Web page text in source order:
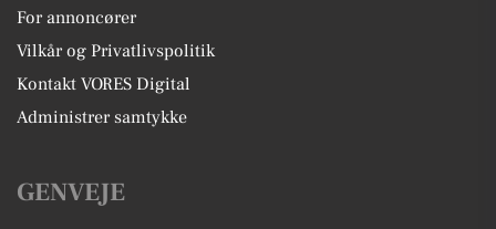
For annoncører
Vilkår og Privatlivspolitik
Kontakt VORES Digital
Administrer samtykke
GENVEJE